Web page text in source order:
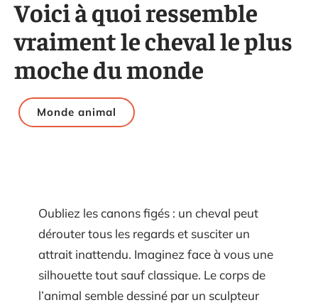
Voici à quoi ressemble
vraiment le cheval le plus
moche du monde
Monde animal
Oubliez les canons figés : un cheval peut
dérouter tous les regards et susciter un
attrait inattendu. Imaginez face à vous une
silhouette tout sauf classique. Le corps de
l’animal semble dessiné par un sculpteur